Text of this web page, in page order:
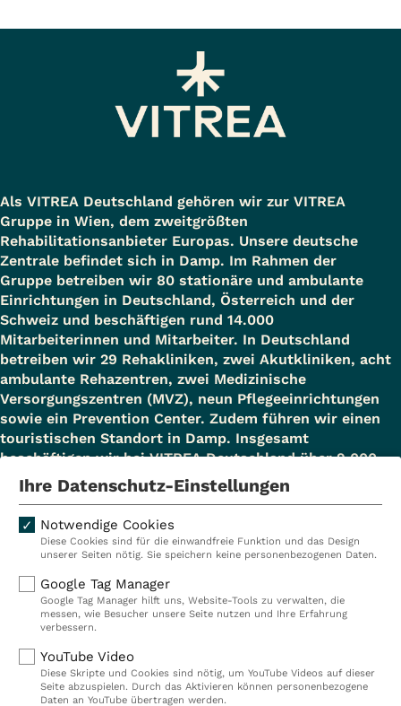
Als VITREA Deutschland gehören wir zur VITREA
Gruppe in Wien, dem zweitgrößten
Rehabilitationsanbieter Europas. Unsere deutsche
Zentrale befindet sich in Damp. Im Rahmen der
Gruppe betreiben wir 80 stationäre und ambulante
Einrichtungen in Deutschland, Österreich und der
Schweiz und beschäftigen rund 14.000
Mitarbeiterinnen und Mitarbeiter. In Deutschland
betreiben wir 29 Rehakliniken, zwei Akutkliniken, acht
ambulante Rehazentren, zwei Medizinische
Versorgungszentren (MVZ), neun Pflegeeinrichtungen
sowie ein Prevention Center. Zudem führen wir einen
touristischen Standort in Damp. Insgesamt
beschäftigen wir bei VITREA Deutschland über 9.000
Mitarbeiterinnen und Mitarbeiter.
Kliniken
Ambulant
Reha
Prävention
Karriere
Ihre Datenschutz-Einstellungen
Notwendige Cookies
Diese Cookies sind für die einwandfreie Funktion und das Design
unserer Seiten nötig. Sie speichern keine personenbezogenen Daten.
Google Tag Manager
Google Tag Manager hilft uns, Website-Tools zu verwalten, die
messen, wie Besucher unsere Seite nutzen und Ihre Erfahrung
verbessern.
YouTube Video
Diese Skripte und Cookies sind nötig, um YouTube Videos auf dieser
Seite abzuspielen. Durch das Aktivieren können personenbezogene
Daten an YouTube übertragen werden.